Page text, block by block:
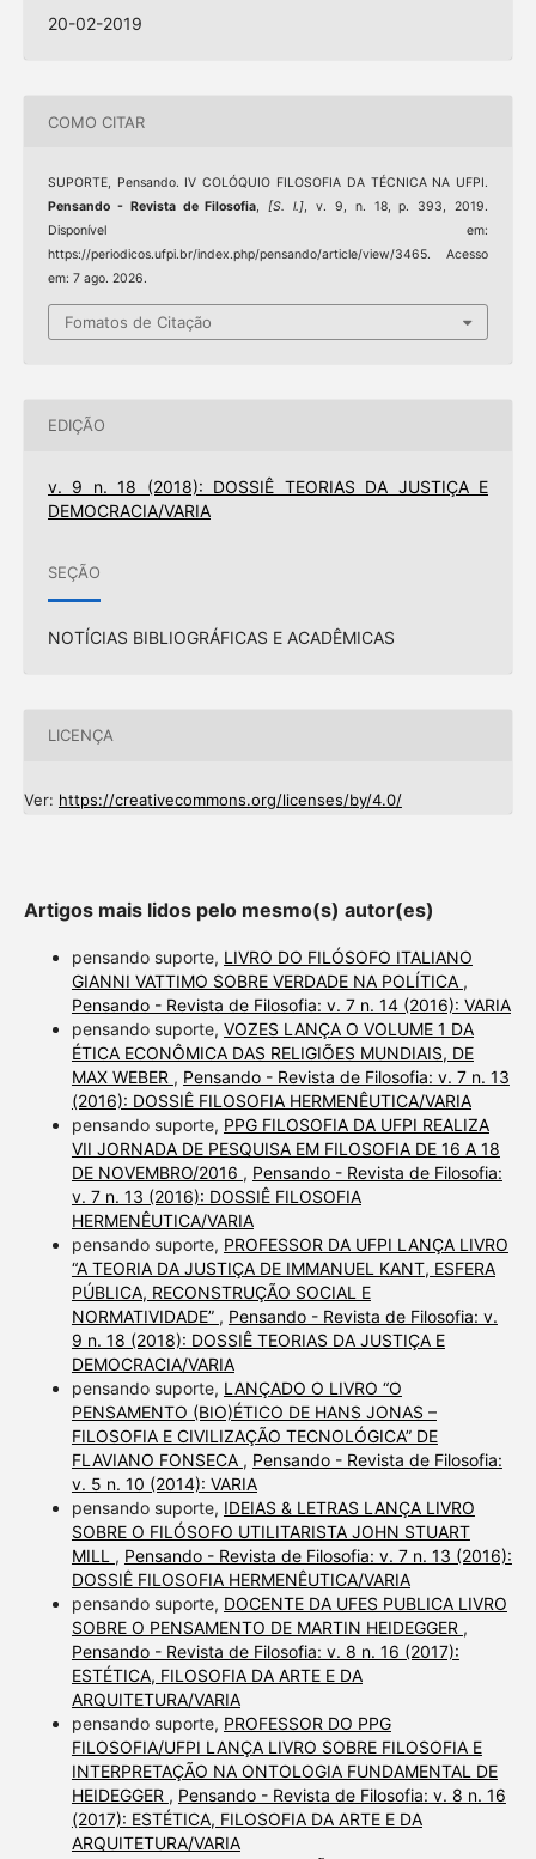
20-02-2019
COMO CITAR
SUPORTE, Pensando. IV COLÓQUIO FILOSOFIA DA TÉCNICA NA UFPI.
Pensando - Revista de Filosofia,[S. l.], v. 9, n. 18, p. 393, 2019.
Disponível em:
https://periodicos.ufpi.br/index.php/pensando/article/view/3465. Acesso
em: 7 ago. 2026.
Fomatos de Citação
EDIÇÃO
v. 9 n. 18 (2018): DOSSIÊ TEORIAS DA JUSTIÇA E
DEMOCRACIA/VARIA
SEÇÃO
NOTÍCIAS BIBLIOGRÁFICAS E ACADÊMICAS
LICENÇA
Ver: https://creativecommons.org/licenses/by/4.0/
Artigos mais lidos pelo mesmo(s) autor(es)
pensando suporte, LIVRO DO FILÓSOFO ITALIANO
GIANNI VATTIMO SOBRE VERDADE NA POLÍTICA ,
Pensando - Revista de Filosofia: v. 7 n. 14 (2016): VARIA
pensando suporte, VOZES LANÇA O VOLUME 1 DA
ÉTICA ECONÔMICA DAS RELIGIÕES MUNDIAIS, DE
MAX WEBER , Pensando - Revista de Filosofia: v. 7 n. 13
(2016): DOSSIÊ FILOSOFIA HERMENÊUTICA/VARIA
pensando suporte, PPG FILOSOFIA DA UFPI REALIZA
VII JORNADA DE PESQUISA EM FILOSOFIA DE 16 A 18
DE NOVEMBRO/2016 , Pensando - Revista de Filosofia:
v. 7 n. 13 (2016): DOSSIÊ FILOSOFIA
HERMENÊUTICA/VARIA
pensando suporte, PROFESSOR DA UFPI LANÇA LIVRO
“A TEORIA DA JUSTIÇA DE IMMANUEL KANT, ESFERA
PÚBLICA, RECONSTRUÇÃO SOCIAL E
NORMATIVIDADE” , Pensando - Revista de Filosofia: v.
9 n. 18 (2018): DOSSIÊ TEORIAS DA JUSTIÇA E
DEMOCRACIA/VARIA
pensando suporte, LANÇADO O LIVRO “O
PENSAMENTO (BIO)ÉTICO DE HANS JONAS –
FILOSOFIA E CIVILIZAÇÃO TECNOLÓGICA” DE
FLAVIANO FONSECA , Pensando - Revista de Filosofia:
v. 5 n. 10 (2014): VARIA
pensando suporte, IDEIAS & LETRAS LANÇA LIVRO
SOBRE O FILÓSOFO UTILITARISTA JOHN STUART
MILL , Pensando - Revista de Filosofia: v. 7 n. 13 (2016):
DOSSIÊ FILOSOFIA HERMENÊUTICA/VARIA
pensando suporte, DOCENTE DA UFES PUBLICA LIVRO
SOBRE O PENSAMENTO DE MARTIN HEIDEGGER ,
Pensando - Revista de Filosofia: v. 8 n. 16 (2017):
ESTÉTICA, FILOSOFIA DA ARTE E DA
ARQUITETURA/VARIA
pensando suporte, PROFESSOR DO PPG
FILOSOFIA/UFPI LANÇA LIVRO SOBRE FILOSOFIA E
INTERPRETAÇÃO NA ONTOLOGIA FUNDAMENTAL DE
HEIDEGGER , Pensando - Revista de Filosofia: v. 8 n. 16
(2017): ESTÉTICA, FILOSOFIA DA ARTE E DA
ARQUITETURA/VARIA